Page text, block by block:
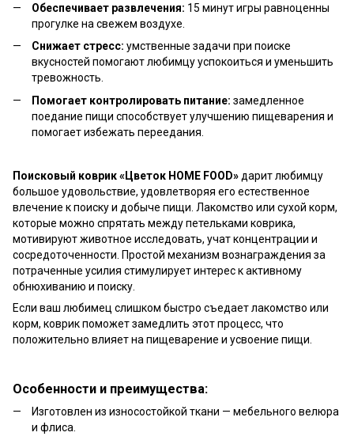
Обеспечивает развлечения: 15 минут игры равноценны
прогулке на свежем воздухе.
Снижает стресс: умственные задачи при поиске
вкусностей помогают любимцу успокоиться и уменьшить
тревожность.
Помогает контролировать питание: замедленное
поедание пищи способствует улучшению пищеварения и
помогает избежать переедания.
Поисковый коврик «Цветок HOME FOOD» дарит любимцу
большое удовольствие, удовлетворяя его естественное
влечение к поиску и добыче пищи. Лакомство или сухой корм,
которые можно спрятать между петельками коврика,
мотивируют животное исследовать, учат концентрации и
сосредоточенности. Простой механизм вознаграждения за
потраченные усилия стимулирует интерес к активному
обнюхиванию и поиску.
Если ваш любимец слишком быстро съедает лакомство или
корм, коврик поможет замедлить этот процесс, что
положительно влияет на пищеварение и усвоение пищи.
Особенности и преимущества:
Изготовлен из износостойкой ткани — мебельного велюра
и флиса.